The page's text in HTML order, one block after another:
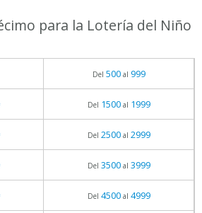
para la Lotería del Niño
Del 500al 999
Del 1500al 1999
Del 2500al 2999
Del 3500al 3999
Del 4500al 4999